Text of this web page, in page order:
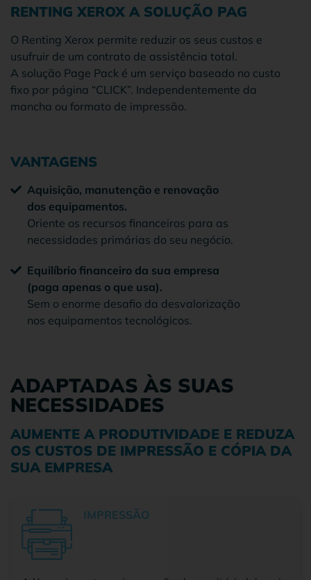
RENTING XEROX A SOLUÇÃO PAG
O Renting Xerox permite reduzir os seus custos e
usufruir de um contrato de assistência total.
A solução Page Pack é um serviço baseado no custo
fixo por página “CLICK”. Independentemente da
mancha ou formato de impressão.
VANTAGENS
Aquisição, manutenção e renovação
dos equipamentos.
Oriente os recursos financeiros para as
necessidades primárias do seu negócio.
Equilíbrio financeiro da sua empresa
(paga apenas o que usa).
Sem o enorme desafio da desvalorização
nos equipamentos tecnológicos.
ADAPTADAS ÀS SUAS
NECESSIDADES
AUMENTE A PRODUTIVIDADE E REDUZA
OS CUSTOS DE IMPRESSÃO E CÓPIA DA
SUA EMPRESA
IMPRESSÃO